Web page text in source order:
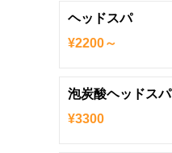
ヘッドスパ
¥2200～
泡炭酸ヘッドスパ
¥3300